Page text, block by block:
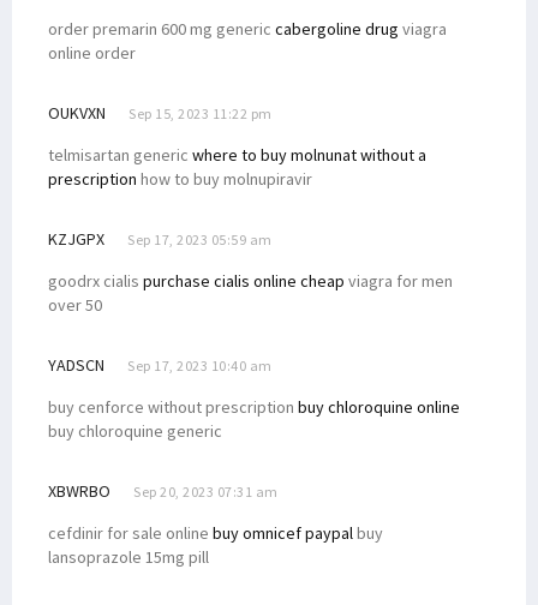
order premarin 600 mg generic cabergoline drug viagra
online order
OUKVXN Sep 15, 2023 11:22 pm
telmisartan generic where to buy molnunat without a
prescription how to buy molnupiravir
KZJGPX Sep 17, 2023 05:59 am
goodrx cialis purchase cialis online cheap viagra for men
over 50
YADSCN Sep 17, 2023 10:40 am
buy cenforce without prescription buy chloroquine online
buy chloroquine generic
XBWRBO Sep 20, 2023 07:31 am
cefdinir for sale online buy omnicef paypalbuy
lansoprazole 15mg pill